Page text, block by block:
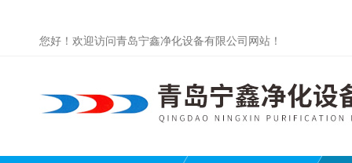
您好！欢迎访问青岛宁鑫净化设备有限公司网站！